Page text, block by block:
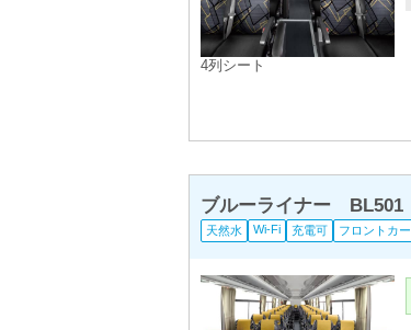
4列シート
ブルーライナー
天然水 Wi-Fi 充電可 フロントカ